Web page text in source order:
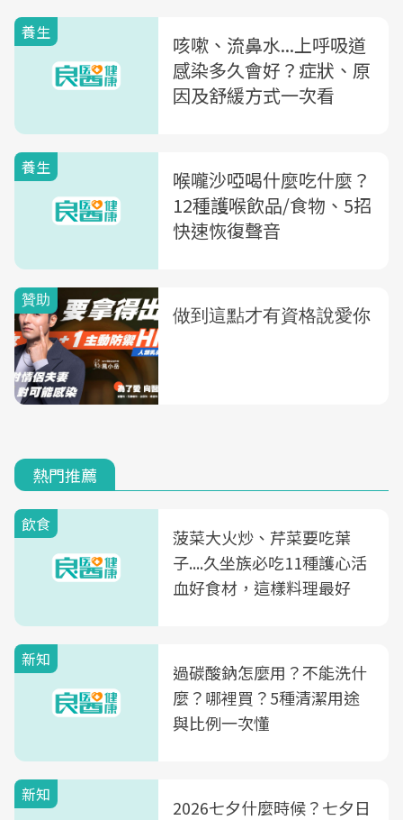
養生
咳嗽、流鼻水...上呼吸道
感染多久會好？症狀、原
因及舒緩方式一次看
養生
喉嚨沙啞喝什麼吃什麼？
12種護喉飲品/食物、5招
快速恢復聲音
熱門推薦
飲食
菠菜大火炒、芹菜要吃葉
子....久坐族必吃11種護心活
血好食材，這樣料理最好
新知
過碳酸鈉怎麼用？不能洗什
麼？哪裡買？5種清潔用途
與比例一次懂
新知
2026七夕什麼時候？七夕日